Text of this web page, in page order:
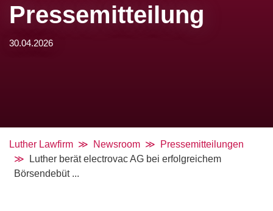
Pressemitteilung
30.04.2026
Luther Lawfirm Newsroom
Pressemitteilungen
Luther berät electrovac AG bei erfolgreichem
Börsendebüt ...